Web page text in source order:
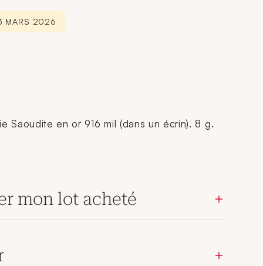
MARS 2026
Saoudite en or 916 mil (dans un écrin). 8 g.
mon lot acheté